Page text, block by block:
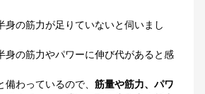
身の筋力が足りていないと伺いまし
身の筋力やパワーに伸び代があると感
わっているので、 筋量や筋力、パワ